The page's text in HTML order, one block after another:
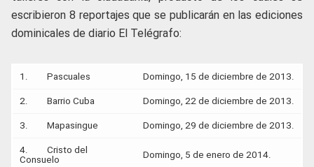
escribieron 8 reportajes que se publicarán en las ediciones
dominicales de diario El Telégrafo:
1. Pascuales Domingo, 15 de diciembre de 2013.
2. Barrio Cuba Domingo, 22 de diciembre de 2013.
3. Mapasingue Domingo, 29 de diciembre de 2013.
4. Cristo del
Consuelo
Domingo, 5 de enero de 2014.